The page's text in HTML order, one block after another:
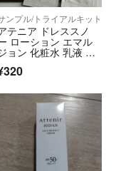
ンプル/トライアルキット
テニア ドレススノ
ローション エマル
ョン 化粧水 乳液 フ
ェイスクリーム